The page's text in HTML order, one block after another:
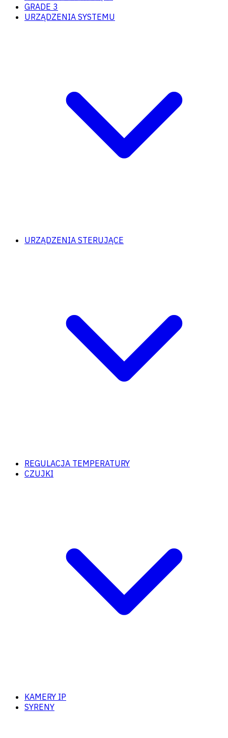
GRADE 3
URZĄDZENIA SYSTEMU
URZĄDZENIA STERUJĄCE
REGULACJA TEMPERATURY
CZUJKI
KAMERY IP
SYRENY